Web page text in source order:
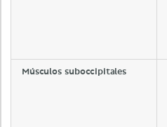
Músculos suboccipitales